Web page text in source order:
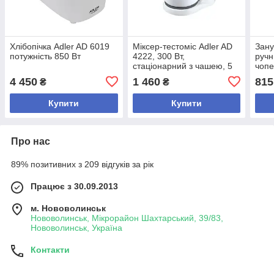
Хлібопічка Adler AD 6019
потужність 850 Вт
4 450 ₴
Купити
Міксер-тестоміс Adler AD
4222, 300 Вт,
стаціонарний з чашею, 5
швидкостей, турборежим,
обертання чаші, вінчики та
гачки для тіста
1 460₴
Купити
815
Про нас
89% позитивних з 209 відгуків за рік
Працює з 30.09.2013
м. Нововолинськ
Нововолинськ, Мікрорайон Шахтарський, 39/83,
Нововолинськ, Україна
Контакти